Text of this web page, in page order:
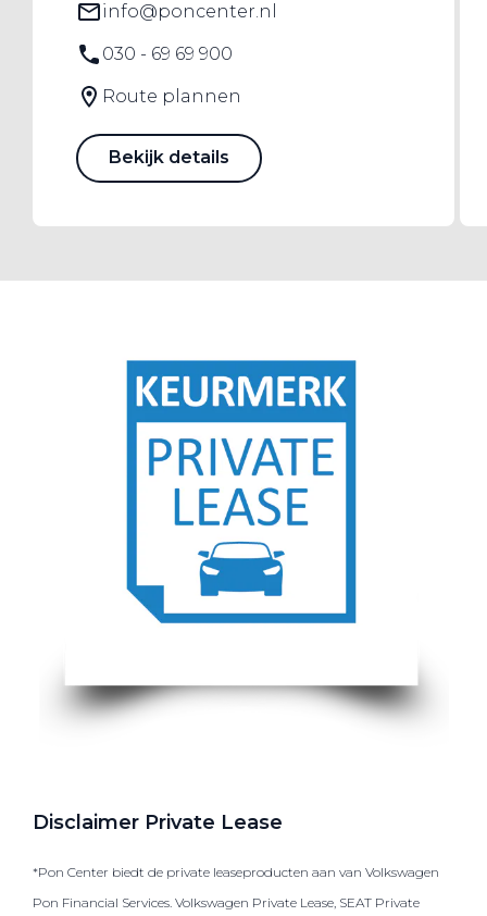
info@poncenter.nl
030 - 69 69 900
Route plannen
Bekijk details
Disclaimer Private Lease
*Pon Center biedt de private leaseproducten aan van Volkswagen
Pon Financial Services. Volkswagen Private Lease, SEAT Private